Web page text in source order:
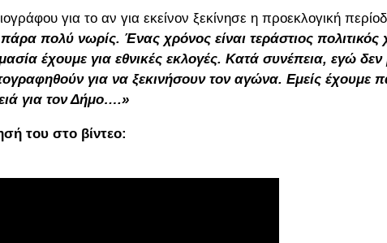
για το αν για εκείνον ξεκίνησε η προεκλογική
πάρα πολύ νωρίς. Ένας χρόνος είναι τεράστιος πολιτικός
έχουμε για εθνικές εκλογές. Κατά συνέπεια, εγώ δεν
για να ξεκινήσουν τον αγώνα. Εμείς έχουμε
για τον Δήμο….»
του στο βίντεο: